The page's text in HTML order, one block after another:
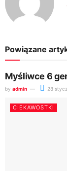
Powiązane
Myśliwce 6
by admin 28
CIEKAWOSTKI